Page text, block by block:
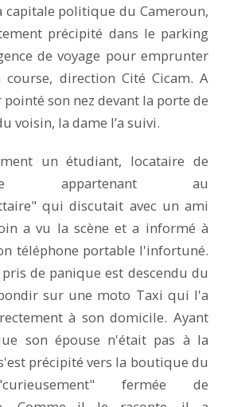
capitale politique du Cameroun,
précipité dans le parking
de voyage pour emprunter
direction Cité Cicam. A
pointé son nez devant la porte de
voisin, la dame l’a suivi.
un étudiant, locataire de
appartenant au
qui discutait avec un ami
a vu la scène et a informé à
téléphone portable l'infortuné.
de panique est descendu du
sur une moto Taxi qui l'a
à son domicile. Ayant
son épouse n'était pas à la
précipité vers la boutique du
fermée de